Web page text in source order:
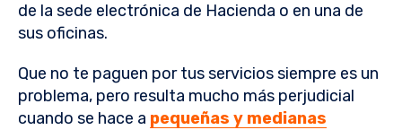
de la sede electrónica de Hacienda o en una de
sus oficinas.
Que no te paguen por tus servicios siempre es un
problema, pero resulta mucho más perjudicial
cuando se hace a pequeñas y medianas